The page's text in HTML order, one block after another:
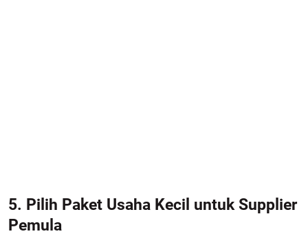
5. Pilih Paket Usaha Kecil untuk Supplier
Pemula